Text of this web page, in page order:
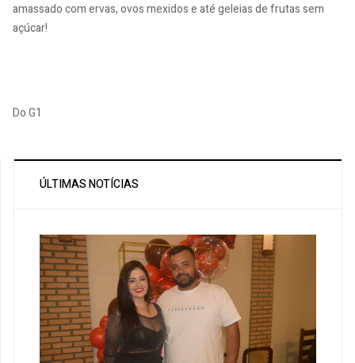
amassado com ervas, ovos mexidos e até geleias de frutas sem
açúcar!
Do G1
ÚLTIMAS NOTÍCIAS